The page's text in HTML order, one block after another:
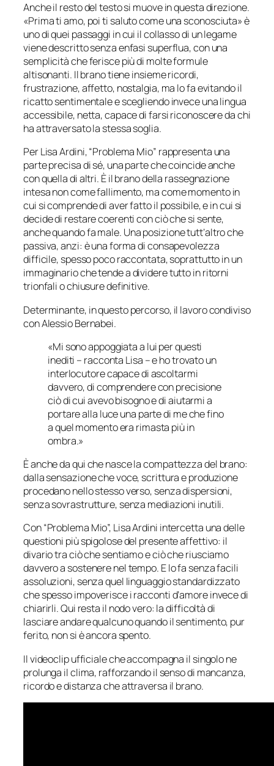
Anche il resto del testo si muove in questa direzione.
«Prima ti amo, poi ti saluto come una sconosciuta» è
uno di quei passaggi in cui il collasso di un legame
viene descritto senza enfasi superflua, con una
semplicità che ferisce più di molte formule
altisonanti. Il brano tiene insieme ricordi,
frustrazione, affetto, nostalgia, ma lo fa evitando il
ricatto sentimentale e scegliendo invece una lingua
accessibile, netta, capace di farsi riconoscere da chi
ha attraversato la stessa soglia.
Per Lisa Ardini, “Problema Mio” rappresenta una
parte precisa di sé, una parte che coincide anche
con quella di altri. È il brano della rassegnazione
intesa non come fallimento, ma come momento in
cui si comprende di aver fatto il possibile, e in cui si
decide di restare coerenti con ciò che si sente,
anche quando fa male. Una posizione tutt’altro che
passiva, anzi: è una forma di consapevolezza
difficile, spesso poco raccontata, soprattutto in un
immaginario che tende a dividere tutto in ritorni
trionfali o chiusure definitive.
Determinante, in questo percorso, il lavoro condiviso
con Alessio Bernabei.
«Mi sono appoggiata a lui per questi
inediti – racconta Lisa – e ho trovato un
interlocutore capace di ascoltarmi
davvero, di comprendere con precisione
ciò di cui avevo bisogno e di aiutarmi a
portare alla luce una parte di me che fino
a quel momento era rimasta più in
ombra.»
È anche da qui che nasce la compattezza del brano:
dalla sensazione che voce, scrittura e produzione
procedano nello stesso verso, senza dispersioni,
senza sovrastrutture, senza mediazioni inutili.
Con “Problema Mio”, Lisa Ardini intercetta una delle
questioni più spigolose del presente affettivo: il
divario tra ciò che sentiamo e ciò che riusciamo
davvero a sostenere nel tempo. E lo fa senza facili
assoluzioni, senza quel linguaggio standardizzato
che spesso impoverisce i racconti d’amore invece di
chiarirli. Qui resta il nodo vero: la difficoltà di
lasciare andare qualcuno quando il sentimento, pur
ferito, non si è ancora spento.
Il videoclip ufficiale che accompagna il singolo ne
prolunga il clima, rafforzando il senso di mancanza,
ricordo e distanza che attraversa il brano.